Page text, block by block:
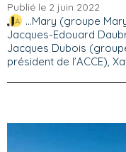
Publié le 2 juin 2022
...Mary (groupe
Jacques-Edouard
Jacques Dubois
président de l’ACCE),